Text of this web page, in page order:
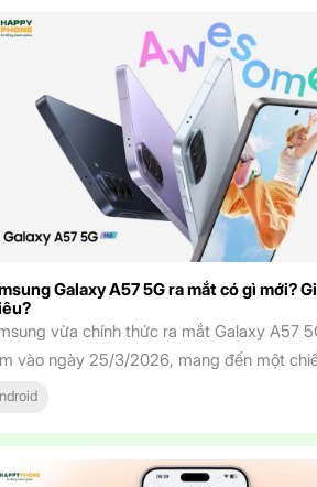
Galaxy A57 5G ra mắt có gì mới?
vừa chính thức ra mắt Galaxy A57
vào ngày 25/3/2026, mang đến một
trung sở hữu thiết kế cao cấp, hiệu năng
tính năng AI thông minh. Với mức giá
đồng, mẫu máy này hứa hẹn sẽ